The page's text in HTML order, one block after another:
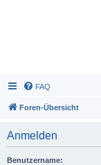
FAQ
Foren-Übersicht
Anmelden
Benutzername: